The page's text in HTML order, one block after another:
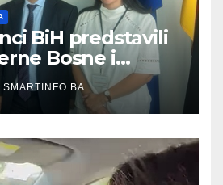
BiH predstavili
Bosne i
ambasadoru
SMARTINFO.BA